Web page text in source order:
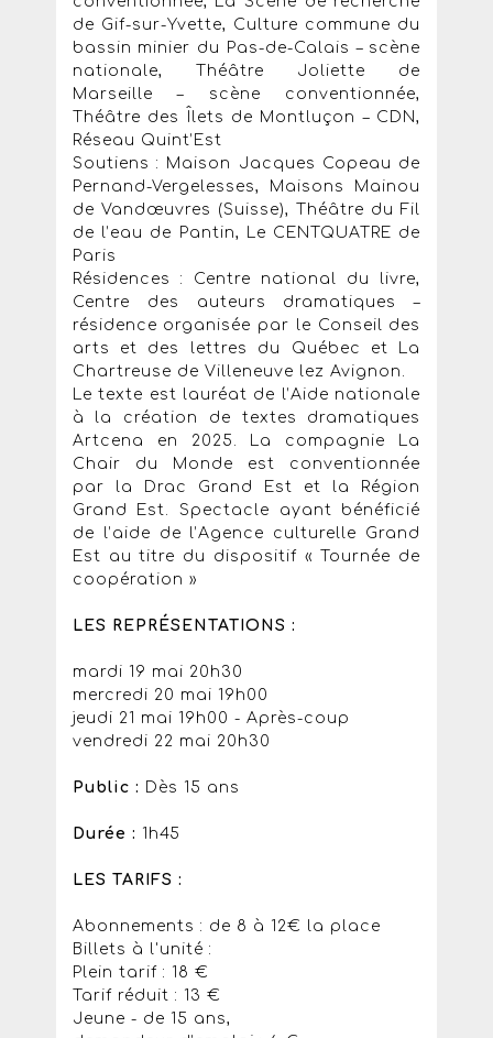
de Gif-sur-Yvette, Culture commune du
bassin minier du Pas-de-Calais – scène
nationale, Théâtre Joliette de
Marseille – scène conventionnée,
Théâtre des Îlets de Montluçon – CDN,
Réseau Quint’Est
Soutiens : Maison Jacques Copeau de
Pernand-Vergelesses, Maisons Mainou
de Vandœuvres (Suisse), Théâtre du Fil
de l’eau de Pantin, Le CENTQUATRE de
Paris
Résidences : Centre national du livre,
Centre des auteurs dramatiques –
résidence organisée par le Conseil des
arts et des lettres du Québec et La
Chartreuse de Villeneuve lez Avignon.
Le texte est lauréat de l’Aide nationale
à la création de textes dramatiques
Artcena en 2025. La compagnie La
Chair du Monde est conventionnée
par la Drac Grand Est et la Région
Grand Est. Spectacle ayant bénéficié
de l’aide de l’Agence culturelle Grand
Est au titre du dispositif « Tournée de
coopération »
LES REPRÉSENTATIONS :
mardi 19 mai 20h30
mercredi 20 mai 19h00
jeudi 21 mai 19h00 - Après-coup
vendredi 22 mai 20h30
Public : Dès 15 ans
Durée : 1h45
LES TARIFS :
Abonnements : de 8 à 12€ la place
Billets à l'unité :
Plein tarif : 18 €
Tarif réduit : 13 €
Jeune - de 15 ans,